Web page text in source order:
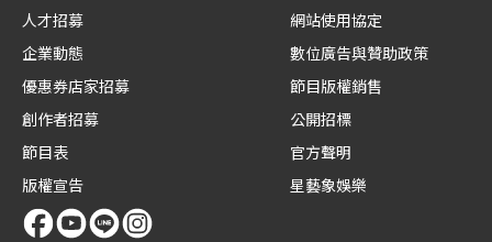
人才招募
企業動態
優惠券店家招募
創作者招募
節目表
版權宣告
網站使用協定
數位廣告與贊助政策
節目版權銷售
公開招標
官方聲明
星藝象娛樂